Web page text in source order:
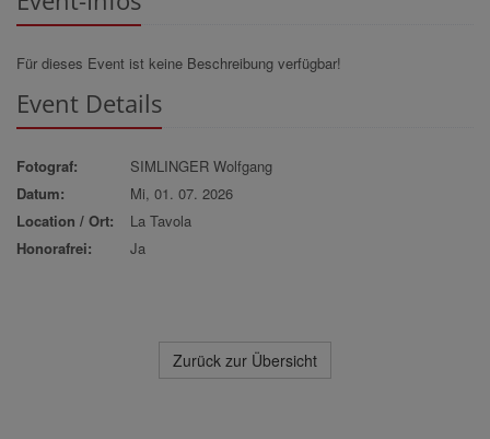
Für dieses Event ist keine Beschreibung verfügbar!
Event Details
Fotograf:
SIMLINGER Wolfgang
Datum:
Mi, 01. 07. 2026
Location / Ort:
La Tavola
Honorafrei:
Ja
Zurück zur Übersicht